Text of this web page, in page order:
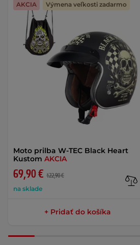
Moto prilba W-TEC Black Heart
Kustom AKCIA
69,90 € 122,90 €
na sklade
AKCIA Výmena veľkosti zadarmo
+ Pridať do košíka